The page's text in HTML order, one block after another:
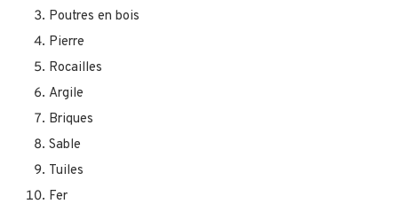
Poutres en bois
Pierre
Rocailles
Argile
Briques
Sable
Tuiles
Fer